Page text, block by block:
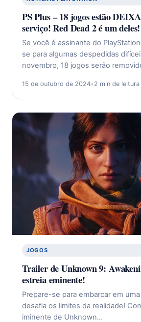
PS Plus – 18 jogos estão
serviço! Red Dead 2 é um deles!
Se você é assinante do
se para algumas despedidas
novembro, 18 jogos serão
15 de outubro de 2024•2 min de leitura
JOGOS
Trailer de Unknown 9:
estreia eminente!
Prepare-se para embarcar em
desafia os limites da realidade!
iminente de Unknown…